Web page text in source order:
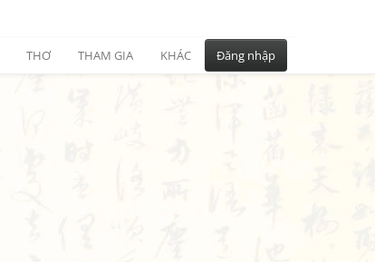
THƠ THAM GIA KHÁC Đăng nhập